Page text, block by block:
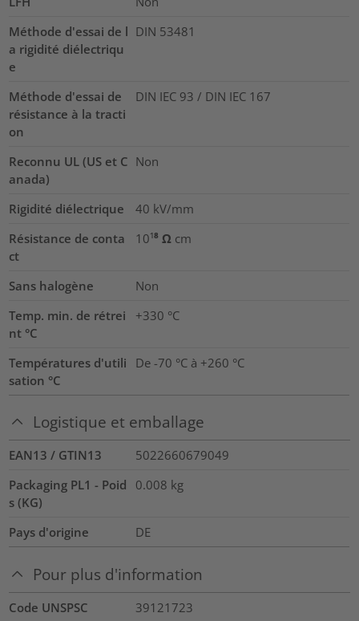
Méthode d'essai de l
a rigidité diélectriqu
e
DIN 53481
Méthode d'essai de
résistance à la tracti
on
DIN IEC 93 / DIN IEC 167
Reconnu UL (US et C
anada)
Non
Rigidité diélectrique 40 kV/mm
Résistance de conta
ct
10¹⁸ Ω cm
Sans halogène
Non
Temp. min. de rétrei
nt °C
+330 °C
Températures d'utili
sation °C
De -70 °C à +260 °C
Logistique et emballage
EAN13 / GTIN13
5022660679049
Packaging PL1 - Poid
s (KG)
0.008 kg
Pays d'origine DE
Pour plus d'information
Code UNSPSC
39121723